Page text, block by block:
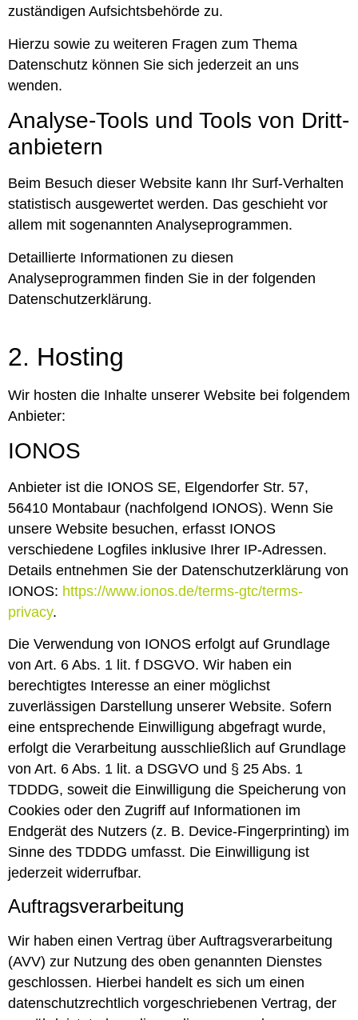
zuständigen Aufsichtsbehörde zu.
Hierzu sowie zu weiteren Fragen zum Thema
Datenschutz können Sie sich jederzeit an uns
wenden.
Analyse-Tools und Tools von Dritt­
anbietern
Beim Besuch dieser Website kann Ihr Surf-Verhalten
statistisch ausgewertet werden. Das geschieht vor
allem mit sogenannten Analyseprogrammen.
Detaillierte Informationen zu diesen
Analyseprogrammen finden Sie in der folgenden
Datenschutzerklärung.
2. Hosting
Wir hosten die Inhalte unserer Website bei folgendem
Anbieter:
IONOS
Anbieter ist die IONOS SE, Elgendorfer Str. 57,
56410 Montabaur (nachfolgend IONOS). Wenn Sie
unsere Website besuchen, erfasst IONOS
verschiedene Logfiles inklusive Ihrer IP-Adressen.
Details entnehmen Sie der Datenschutzerklärung von
IONOS: https://www.ionos.de/terms-gtc/terms-
privacy.
Die Verwendung von IONOS erfolgt auf Grundlage
von Art. 6 Abs. 1 lit. f DSGVO. Wir haben ein
berechtigtes Interesse an einer möglichst
zuverlässigen Darstellung unserer Website. Sofern
eine entsprechende Einwilligung abgefragt wurde,
erfolgt die Verarbeitung ausschließlich auf Grundlage
von Art. 6 Abs. 1 lit. a DSGVO und § 25 Abs. 1
TDDDG, soweit die Einwilligung die Speicherung von
Cookies oder den Zugriff auf Informationen im
Endgerät des Nutzers (z. B. Device-Fingerprinting) im
Sinne des TDDDG umfasst. Die Einwilligung ist
jederzeit widerrufbar.
Auftragsverarbeitung
Wir haben einen Vertrag über Auftragsverarbeitung
(AVV) zur Nutzung des oben genannten Dienstes
geschlossen. Hierbei handelt es sich um einen
datenschutzrechtlich vorgeschriebenen Vertrag, der